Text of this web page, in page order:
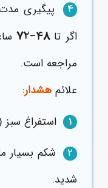
4
پیگیری
اگر تا48
–
72
مراجعه است.
علائم هشدار:
1 استفراغ
2
شکم بسیار
شدید.